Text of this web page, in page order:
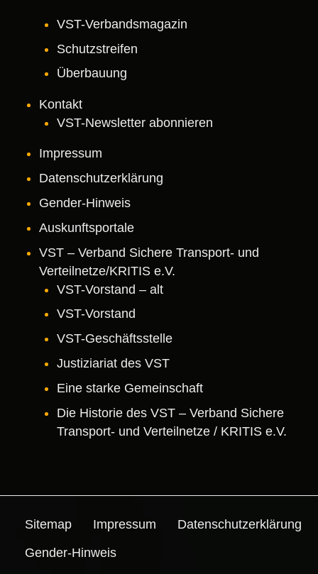
VST-Verbandsmagazin
Schutzstreifen
Überbauung
Kontakt
VST-Newsletter abonnieren
Impressum
Datenschutz­erklärung
Gender-Hinweis
Auskunftsportale
VST – Verband Sichere Transport- und
Verteilnetze/KRITIS e.V.
VST-Vorstand – alt
VST-Vorstand
VST-Geschäftsstelle
Justiziariat des VST
Eine starke Gemeinschaft
Die Historie des VST – Verband Sichere
Transport- und Verteilnetze / KRITIS e.V.
Sitemap Impressum
Datenschutz­erklärung
Gender-Hinweis